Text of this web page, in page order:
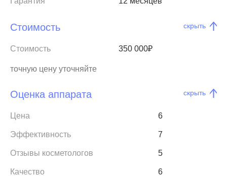
Стоимость скрыть
Стоимость 350 000₽
точную цену уточняйте
Оценка аппарата скрыть
Цена 6
Эффективность 7
Отзывы косметологов 5
Качество 6